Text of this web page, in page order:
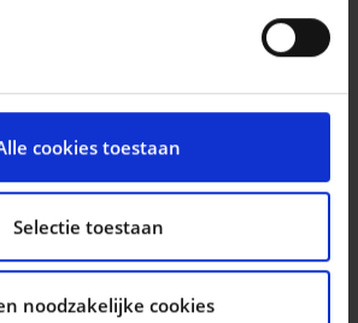
op elk moment wijzigen of
functies voor social media te
websiteverkeer te analyseren. Ook
over uw gebruik van onze site met
social media, adverteren en
informatie die u aan ze heeft
hebben verzameld op basis van uw
cookies toestaan
Selectie toestaan
noodzakelijke cookies
rendez-vous sur
vente :
Gembloux : 081/62.53.10
Namur (Naninne) : 081/74.97.20